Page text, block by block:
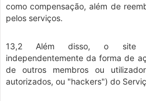
como compensação, além de
pelos serviços.
13,2 Além disso, o site
independentemente da forma de
de outros membros ou
autorizados, ou "hackers") do